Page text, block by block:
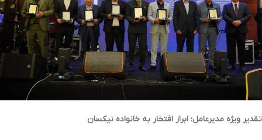
تقدیر ویژه مدیرعامل؛ ابراز افتخار به خانواده نیکسان